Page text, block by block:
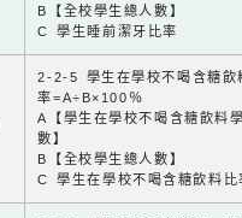
B【全校學生總人數】
C 學生睡前潔牙比率
2-2-5 學生在學校不喝含糖飲
率=A÷B×100％
A【學生在學校不喝含糖飲料
數】
B【全校學生總人數】
C 學生在學校不喝含糖飲料比